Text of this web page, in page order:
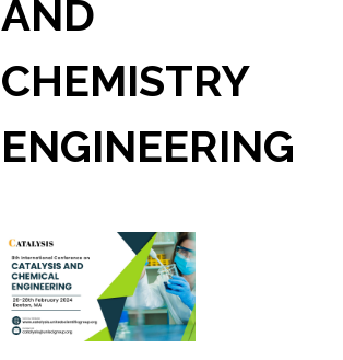
AND
CHEMISTRY
ENGINEERING